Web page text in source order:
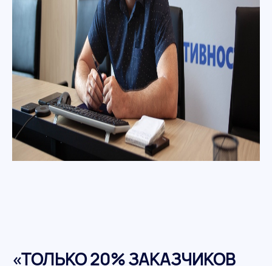
«ТОЛЬКО 20% ЗАКАЗЧИКОВ